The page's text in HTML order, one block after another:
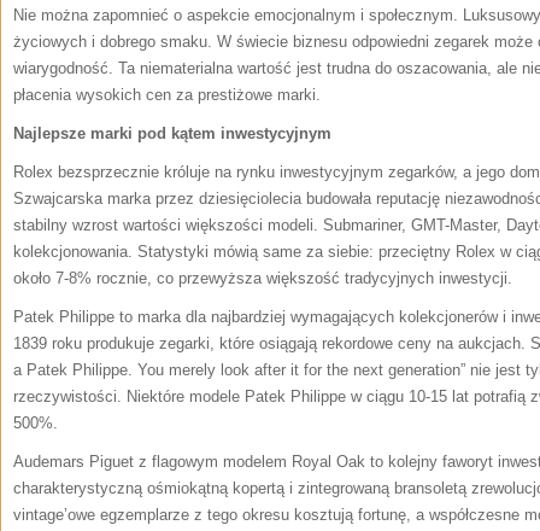
Nie można zapomnieć o aspekcie emocjonalnym i społecznym.
życiowych i dobrego smaku. W świecie biznesu odpowiedni zegarek może
wiarygodność. Ta niematerialna wartość jest trudna do oszacowania, ale
płacenia wysokich cen za prestiżowe marki.
Najlepsze marki pod kątem inwestycyjnym
Rolex bezsprzecznie króluje na rynku inwestycyjnym zegarków, a jego
Szwajcarska marka przez dziesięciolecia budowała reputację
stabilny wzrost wartości większości modeli. Submariner, GMT-Master,
kolekcjonowania. Statystyki mówią same za siebie: przeciętny Rolex w
około 7-8% rocznie, co przewyższa większość tradycyjnych inwestycji.
Patek Philippe to marka dla najbardziej wymagających kolekcjonerów i
1839 roku produkuje zegarki, które osiągają rekordowe ceny na aukcjach.
a Patek Philippe. You merely look after it for the next generation” nie jest
rzeczywistości. Niektóre modele Patek Philippe w ciągu 10-15 lat potrafią
500%.
Audemars Piguet z flagowym modelem Royal Oak to kolejny faworyt
charakterystyczną ośmiokątną kopertą i zintegrowaną bransoletą
vintage’owe egzemplarze z tego okresu kosztują fortunę, a współczesne